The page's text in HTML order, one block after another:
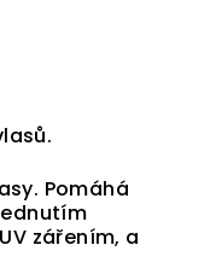
Pomáhá
zářením, a